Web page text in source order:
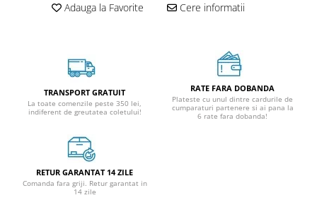
Adauga la Favorite Cere informatii
TRANSPORT GRATUIT
La toate comenzile peste 350 lei,
indiferent de greutatea coletului!
RATE FARA DOBANDA
Plateste cu unul dintre cardurile de
cumparaturi partenere si ai pana la
6 rate fara dobanda!
RETUR GARANTAT 14 ZILE
Comanda fara griji. Retur garantat in
14 zile